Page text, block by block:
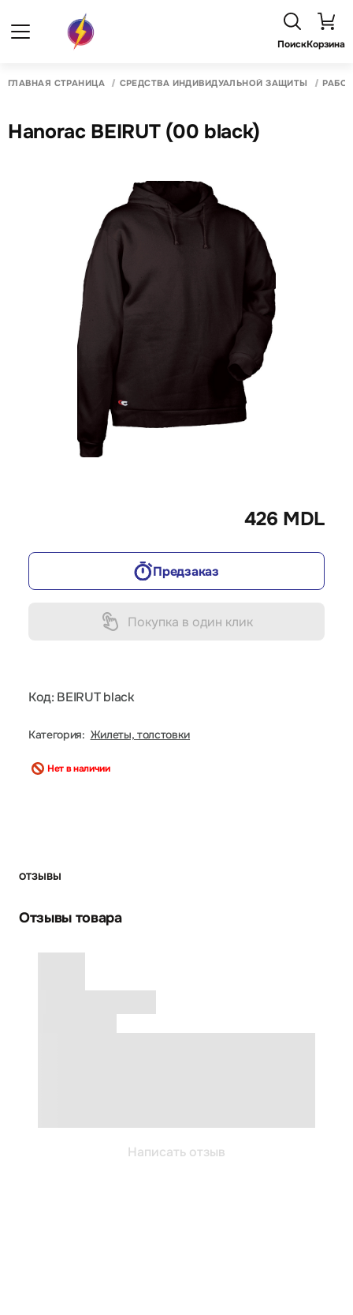
ПоискКорзина
ГЛАВНАЯ СТРАНИЦА СРЕДСТВА ИНДИВИДУАЛЬНОЙ ЗАЩИТЫ
Hanorac BEIRUT (00 black)
426 MDL
Предзаказ
Покупка в один клик
Код: BEIRUT black
Категория: Жилеты, толстовки
Нет в наличии
ОТЗЫВЫ
Отзывы товара
Написать отзыв